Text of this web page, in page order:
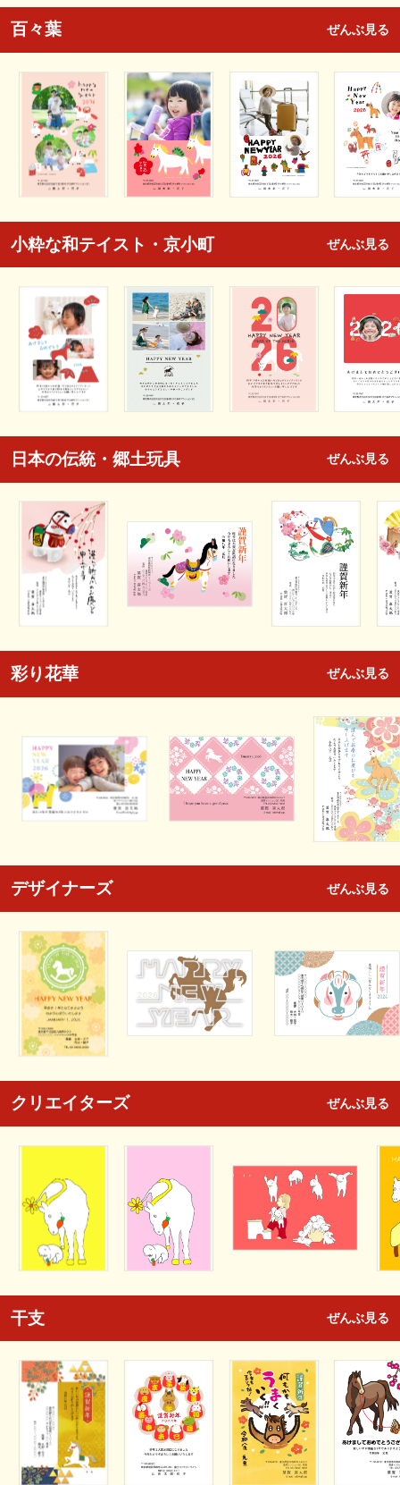
百々葉 ぜんぶ見る
小粋な和テイスト・京小町 ぜんぶ見る
日本の伝統・郷土玩具 ぜんぶ見る
彩り花華 ぜんぶ見る
デザイナーズ ぜんぶ見る
クリエイターズ ぜんぶ見る
干支 ぜんぶ見る